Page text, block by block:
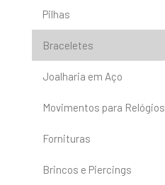
Pilhas
Braceletes
Joalharia em Aço
Movimentos para Relógios
Fornituras
Brincos e Piercings